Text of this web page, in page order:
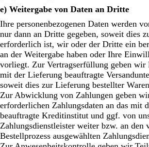
e) Weitergabe von Daten an Dritte
Ihre personenbezogenen Daten werden
nur dann an Dritte gegeben, soweit dies
erforderlich ist, wir oder der Dritte ein
an der Weitergabe haben oder Ihre
vorliegt. Zur Vertragserfüllung geben wir
mit der Lieferung beauftragte
soweit dies zur Lieferung bestellter
Zur Abwicklung von Zahlungen geben
erforderlichen Zahlungsdaten an das mit
beauftragte Kreditinstitut und ggf. von
Zahlungsdienstleister weiter bzw. an den
Bestellprozess ausgewählten